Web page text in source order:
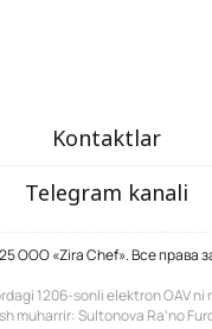
Kontaktlar
Telegram kanali
ООО «Zira Chef». Все права
1206-sonli elektron OAV
muharrir: Sultonova Ra’no